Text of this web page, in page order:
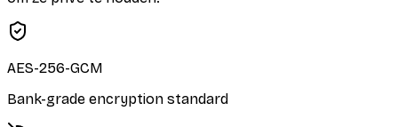
AES-256-GCM
Bank-grade encryption standard